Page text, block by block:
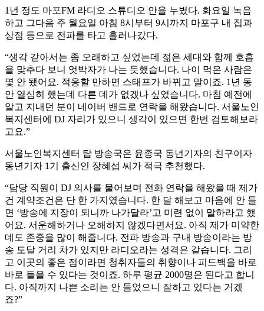
1년 정도 마포FM 라디오 스튜디오 안을 누볐다. 화요일 녹음
하고 그다음 주 월요일 아침 8시부터 9시까지 마포구 내 집과
상점 등으로 전파를 타고 흘러나갔다.
“생각 같아서는 좀 오래하고 싶었는데 젊은 세대와 함께 호흡
을 맞추다 보니 엇박자가 나는 듯했습니다. 나이 먹은 사람은
몇 안 됐어요. 적응할 만하면 스태프가 바뀌고 말이죠. 1년 동
안 열심히 했는데 다른 데가 없겠나 싶었습니다. 마침 예전에
알고 지내던 분이 네이버 밴드로 연락을 해왔습니다. 서울노인
복지센터에 DJ 자리가 있으니 생각이 있으면 한번 검토해보라
고요.”
서울노인복지센터 탑 방송국은 윤종국 동년기자의 친구이자
동년기자 1기 출신인 장혜섭 씨가 적극 추천했다.
“담당 직원이 DJ 의사를 물어보며 전화 연락을 해왔을 때 제가
건 계약조건은 단 한 가지였습니다. 한 달 해보고 마음에 안 들
면 ‘방송에 지장이 되니까 나가달라’고 미련 없이 말하라고 했
어요. 서운해하거나 오해하지 않겠다면서요. 아직 제가 미약한
데도 존중을 많이 해줍니다. 전파 방송과 구내 방송이라는 방
송 도달 거리 차가 있지만 라디오라는 성격은 같습니다. 그리
고 이곳의 좋은 점이라면 청취자들의 취향이나 피드백을 바로
바로 들을 수 있다는 것이죠. 하루 평균 2000명은 된다고 합니
다. 아직까지 나쁜 소리는 안 들었으니 잘하고 있다는 거겠
죠?”